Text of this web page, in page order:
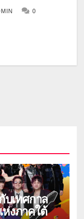
0
เทศกาล
งภาคใต้